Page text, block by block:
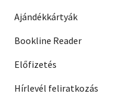
Ajándékkártyák
Bookline Reader
Előfizetés
Hírlevél feliratkozás